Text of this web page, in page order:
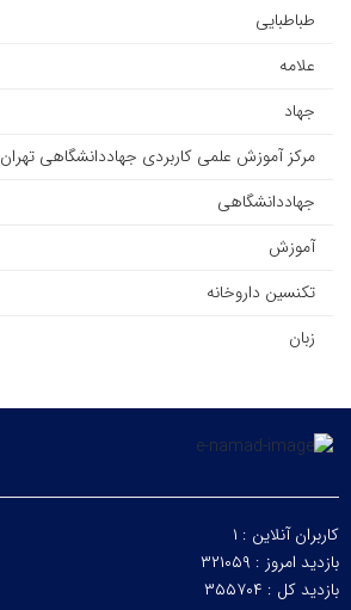
طباطبایی
علامه
جهاد
مرکز آموزش علمی کاربردی جهاددانشگاهی تهران 3
جهاددانشگاهی
آموزش
تکنسین داروخانه
زبان
کاربران آنلاین : ۱
بازدید امروز : ۳۲۱۰۵۹
بازدید کل : ۳۵۵۷۰۴